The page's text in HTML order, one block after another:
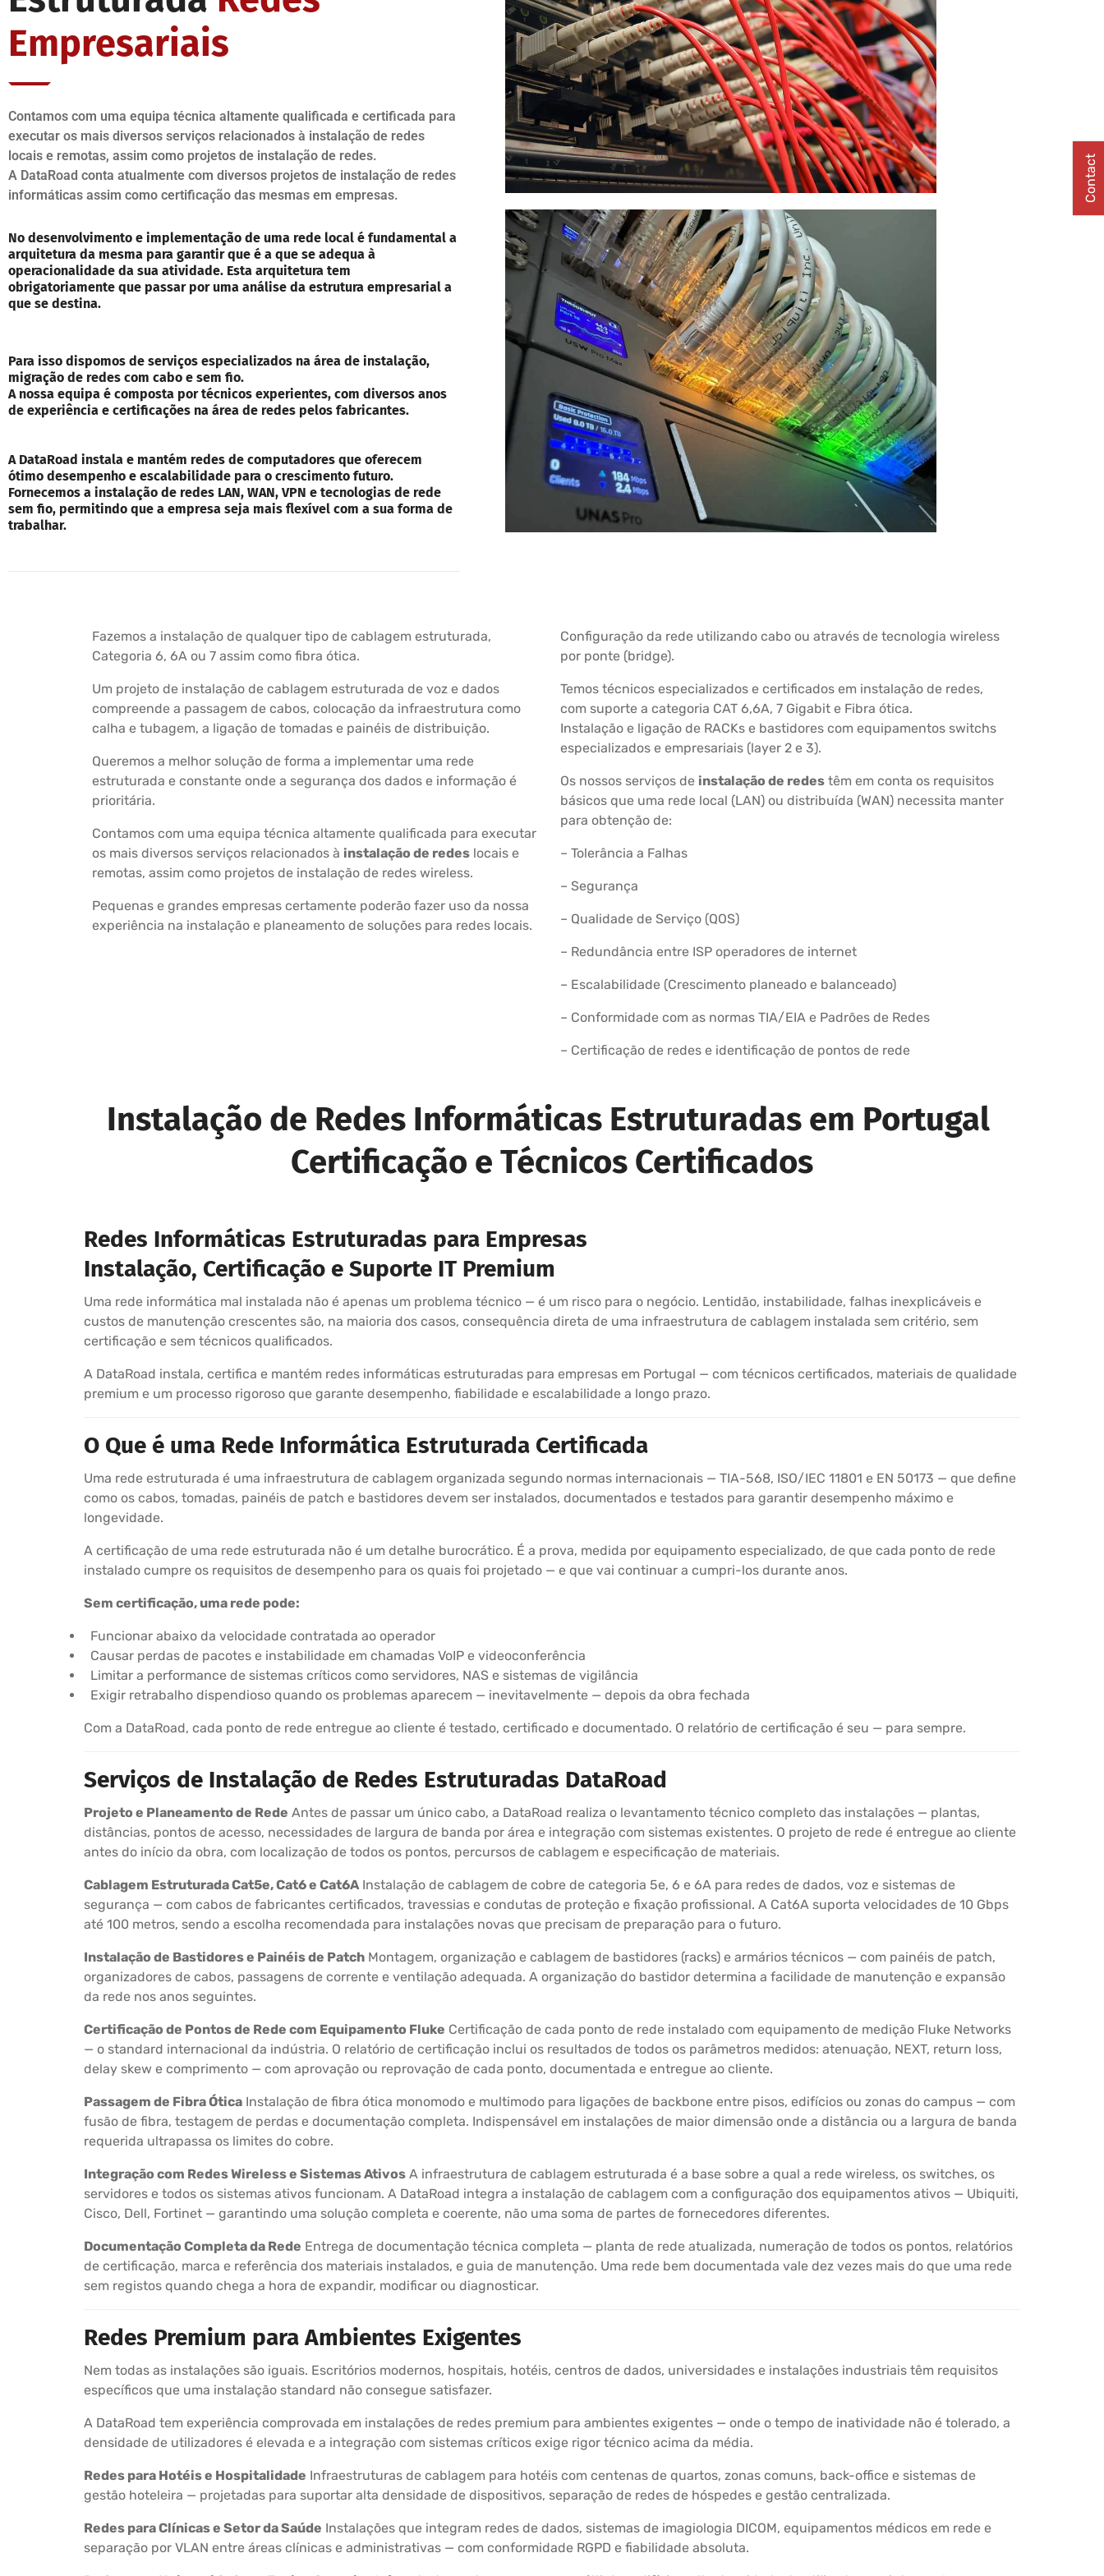
Empresariais
Contamos com uma equipa técnica altamente qualificada e certificada para
executar os mais diversos serviços relacionados à instalação de redes
locais e remotas, assim como projetos de instalação de redes.
A DataRoad conta atualmente com diversos projetos de instalação de redes
informáticas assim como certificação das mesmas em empresas.
No desenvolvimento e implementação de uma rede local é fundamental a
arquitetura da mesma para garantir que é a que se adequa à
operacionalidade da sua atividade. Esta arquitetura tem
obrigatoriamente que passar por uma análise da estrutura empresarial a
que se destina.
Para isso dispomos de serviços especializados na área de instalação,
migração de redes com cabo e sem fio.
A nossa equipa é composta por técnicos experientes, com diversos anos
de experiência e certificações na área de redes pelos fabricantes.
A DataRoad instala e mantém redes de computadores que oferecem
ótimo desempenho e escalabilidade para o crescimento futuro.
Fornecemos a instalação de redes LAN, WAN, VPN e tecnologias de rede
sem fio, permitindo que a empresa seja mais flexível com a sua forma de
trabalhar.
Fazemos a instalação de qualquer tipo de cablagem estruturada,
Categoria 6, 6A ou 7 assim como fibra ótica.
Um projeto de instalação de cablagem estruturada de voz e dados
compreende a passagem de cabos, colocação da infraestrutura como
calha e tubagem, a ligação de tomadas e painéis de distribuição.
Queremos a melhor solução de forma a implementar uma rede
estruturada e constante onde a segurança dos dados e informação é
prioritária.
Contamos com uma equipa técnica altamente qualificada para executar
os mais diversos serviços relacionados à instalação de redes locais e
remotas, assim como projetos de instalação de redes wireless.
Pequenas e grandes empresas certamente poderão fazer uso da nossa
experiência na instalação e planeamento de soluções para redes locais.
Configuração da rede utilizando cabo ou através de tecnologia wireless
por ponte (bridge).
Temos técnicos especializados e certificados em instalação de redes,
com suporte a categoria CAT 6,6A, 7 Gigabit e Fibra ótica.
Instalação e ligação de RACKs e bastidores com equipamentos switchs
especializados e empresariais (layer 2 e 3).
Os nossos serviços de instalação de redes têm em conta os requisitos
básicos que uma rede local (LAN) ou distribuída (WAN) necessita manter
para obtenção de:
– Tolerância a Falhas
– Segurança
– Qualidade de Serviço (QOS)
– Redundância entre ISP operadores de internet
– Escalabilidade (Crescimento planeado e balanceado)
– Conformidade com as normas TIA/EIA e Padrões de Redes
– Certificação de redes e identificação de pontos de rede
Instalação de Redes Informáticas Estruturadas em Portugal
Certificação e Técnicos Certificados
Redes Informáticas Estruturadas para Empresas
Instalação, Certificação e Suporte IT Premium
Uma rede informática mal instalada não é apenas um problema técnico — é um risco para o negócio. Lentidão, instabilidade, falhas inexplicáveis e
custos de manutenção crescentes são, na maioria dos casos, consequência direta de uma infraestrutura de cablagem instalada sem critério, sem
certificação e sem técnicos qualificados.
A DataRoad instala, certifica e mantém redes informáticas estruturadas para empresas em Portugal — com técnicos certificados, materiais de qualidade
premium e um processo rigoroso que garante desempenho, fiabilidade e escalabilidade a longo prazo.
O Que é uma Rede Informática Estruturada Certificada
Uma rede estruturada é uma infraestrutura de cablagem organizada segundo normas internacionais — TIA-568, ISO/IEC 11801 e EN 50173 — que define
como os cabos, tomadas, painéis de patch e bastidores devem ser instalados, documentados e testados para garantir desempenho máximo e
longevidade.
A certificação de uma rede estruturada não é um detalhe burocrático. É a prova, medida por equipamento especializado, de que cada ponto de rede
instalado cumpre os requisitos de desempenho para os quais foi projetado — e que vai continuar a cumpri-los durante anos.
Sem certificação, uma rede pode:
Funcionar abaixo da velocidade contratada ao operador
Causar perdas de pacotes e instabilidade em chamadas VoIP e videoconferência
Limitar a performance de sistemas críticos como servidores, NAS e sistemas de vigilância
Exigir retrabalho dispendioso quando os problemas aparecem — inevitavelmente — depois da obra fechada
Com a DataRoad, cada ponto de rede entregue ao cliente é testado, certificado e documentado. O relatório de certificação é seu — para sempre.
Serviços de Instalação de Redes Estruturadas DataRoad
Projeto e Planeamento de Rede Antes de passar um único cabo, a DataRoad realiza o levantamento técnico completo das instalações — plantas,
distâncias, pontos de acesso, necessidades de largura de banda por área e integração com sistemas existentes. O projeto de rede é entregue ao cliente
antes do início da obra, com localização de todos os pontos, percursos de cablagem e especificação de materiais.
Cablagem Estruturada Cat5e, Cat6 e Cat6A Instalação de cablagem de cobre de categoria 5e, 6 e 6A para redes de dados, voz e sistemas de
segurança — com cabos de fabricantes certificados, travessias e condutas de proteção e fixação profissional. A Cat6A suporta velocidades de 10 Gbps
até 100 metros, sendo a escolha recomendada para instalações novas que precisam de preparação para o futuro.
Instalação de Bastidores e Painéis de Patch Montagem, organização e cablagem de bastidores (racks) e armários técnicos — com painéis de patch,
organizadores de cabos, passagens de corrente e ventilação adequada. A organização do bastidor determina a facilidade de manutenção e expansão
da rede nos anos seguintes.
Certificação de Pontos de Rede com Equipamento Fluke Certificação de cada ponto de rede instalado com equipamento de medição Fluke Networks
— o standard internacional da indústria. O relatório de certificação inclui os resultados de todos os parâmetros medidos: atenuação, NEXT, return loss,
delay skew e comprimento — com aprovação ou reprovação de cada ponto, documentada e entregue ao cliente.
Passagem de Fibra Ótica Instalação de fibra ótica monomodo e multimodo para ligações de backbone entre pisos, edifícios ou zonas do campus — com
fusão de fibra, testagem de perdas e documentação completa. Indispensável em instalações de maior dimensão onde a distância ou a largura de banda
requerida ultrapassa os limites do cobre.
Integração com Redes Wireless e Sistemas Ativos A infraestrutura de cablagem estruturada é a base sobre a qual a rede wireless, os switches, os
servidores e todos os sistemas ativos funcionam. A DataRoad integra a instalação de cablagem com a configuração dos equipamentos ativos — Ubiquiti,
Cisco, Dell, Fortinet — garantindo uma solução completa e coerente, não uma soma de partes de fornecedores diferentes.
Documentação Completa da Rede Entrega de documentação técnica completa — planta de rede atualizada, numeração de todos os pontos, relatórios
de certificação, marca e referência dos materiais instalados, e guia de manutenção. Uma rede bem documentada vale dez vezes mais do que uma rede
sem registos quando chega a hora de expandir, modificar ou diagnosticar.
Redes Premium para Ambientes Exigentes
Nem todas as instalações são iguais. Escritórios modernos, hospitais, hotéis, centros de dados, universidades e instalações industriais têm requisitos
específicos que uma instalação standard não consegue satisfazer.
A DataRoad tem experiência comprovada em instalações de redes premium para ambientes exigentes — onde o tempo de inatividade não é tolerado, a
densidade de utilizadores é elevada e a integração com sistemas críticos exige rigor técnico acima da média.
Redes para Hotéis e Hospitalidade Infraestruturas de cablagem para hotéis com centenas de quartos, zonas comuns, back-office e sistemas de
gestão hoteleira — projetadas para suportar alta densidade de dispositivos, separação de redes de hóspedes e gestão centralizada.
Redes para Clínicas e Setor da Saúde Instalações que integram redes de dados, sistemas de imagiologia DICOM, equipamentos médicos em rede e
separação por VLAN entre áreas clínicas e administrativas — com conformidade RGPD e fiabilidade absoluta.
Contact